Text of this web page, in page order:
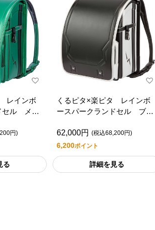
レインボ
セル メタ
円)
る
くるピタ×楽ピタ レインボ
ースパークランドセル ブラ
62,000円 (税込68,200円)
6,200ポイント
詳細を見る